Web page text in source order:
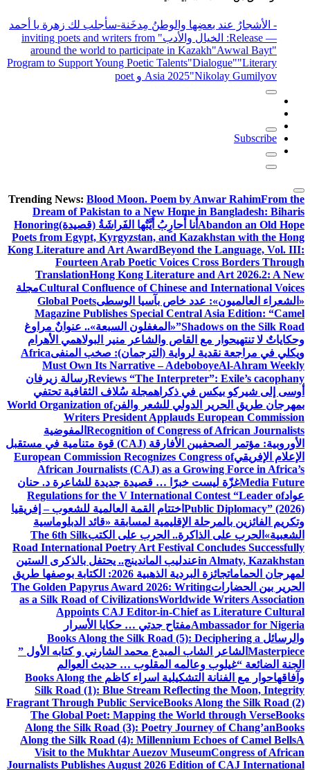
- الأشجارُ عند بعضِها والوطنُ مِدخَنة-سأجلب لك زهرة يا أحمد
— Release
: الخيال والأدب
" inviting poets and writers from
around the world to participate in Kazakh"Awwal Bayt"
Program to Support Young Poetic Talents"Dialogue""Literary
Asia 2025"Nikolay Gumilyov و poet
Subscribe
Trending News: Blood Moon. Poem by Anwar RahimFrom the
Dream of Pakistan to a New Home in Bangladesh: Biharis
Abandon an Old Hope أَنا أُحارِبُ أَيَّتُها الفَراشَةُ (قصيدة)Honoring
Poets from Egypt, Kyrgyzstan, and Kazakhstan with the Hong
Kong Literature and Art AwardBeyond the Language, Vol. III:
Fourteen Arab Poetic Voices Cross Borders Through
TranslationHong Kong Literature and Art 2026.2: A New
Cultural Confluence of Chinese and International Voicesمجلة
«الشعراء العالميون»: عدد خاص بآسيا الوسطىGlobal Poets
Magazine Publishes Special Central Asia Edition: “Camel
Shadows on the Silk Road” «المغفلون السبعة».. عنوانٌ مراوغ
وحكاياتٌ لا تنتهيحوار مع القاص والشاعر منير البولاهمي الأهرام
ويكلي في مراجعة نقدية لرواية (الترجمان): صخب المنفىAfrica
Must Own Its Narrative – AdeboboyeAl-Ahram Weekly
Reviews “The Interpreter”: Exile’s cacophanyرسالة زيرفان
أوسى إلى شيركو بيكس في ذكراهمجلة سُلاف الثقافية تحتفي
بمهرجان طريق الحرير الدولي للشعر والفنWorld Organization of
Writers President Applauds European Commission
Recognition of Congress of African Journalists المفوضية
الأوروبية: مؤتمر الصحفيين الأفارقة (CAJ) قوة متنامية في مستقبل
الإعلام الإفريقيEuropean Commission Recognizes Congress of
African Journalists (CAJ) as a Growing Force in Africa’s
Media Futureغزّة ليست خبرًا … قصيدة جديدة للشاعرة د. حنان
عوادRegulations for the V International Contest “Leader of
Public Diplomacy” (2026) اختتام القمة العالمية للشعوب – إفريقيا
وتكريم الفائزين بالمرحلة الإقليمية لمسابقة «قائد الدبلوماسية
الشعبية» الحرب على الذاكرة.. الحرب على الكتبThe 6th Silk
Road International Poetry Art Festival Concludes Successfully
in Almaty, Kazakhstanعندليب الماندينج.. يحتفل بالذكرى الستين
لمهرجان الحمامات
جائزة البردية الذهبية 2026: الكتابة بوصفها طريق
الحرير بين الحضاراتThe Golden Papyrus Award 2026: Writing
as a Silk Road of CivilizationsWorldwide Writers Association
Appoints CAJ Editor-in-Chief as Literature Cultural
Ambassador for Nigeriaمفتاح جدتي … حكايا الأسرار
والرسائل Books Along the Silk Road (5): Deciphering a
Masterpiece الشاعر الشاب المبدع محمد الشارني و كتابه الأول ”
الجنة الضائعة “غيلوب وعالمه المقلوب … حديث العوالم
وآفاقهاحوار مع الفنانة التشكيلية اسراء كاظم Books Along the
Silk Road (1): Blue Stream Reflecting the Moon, Integrity
Fragrant Through Public ServiceBooks Along the Silk Road (2)
The Global Poet: Mapping the World through VerseBooks
Along the Silk Road (3): Poetry Journey of Chang’anBooks
Along the Silk Road (4): Millennium Echoes of Camel BellsA
Visit to the Mukhtar Auezov MuseumCongress of African
Journalists Publishes August 2026 Edition of CAJ International